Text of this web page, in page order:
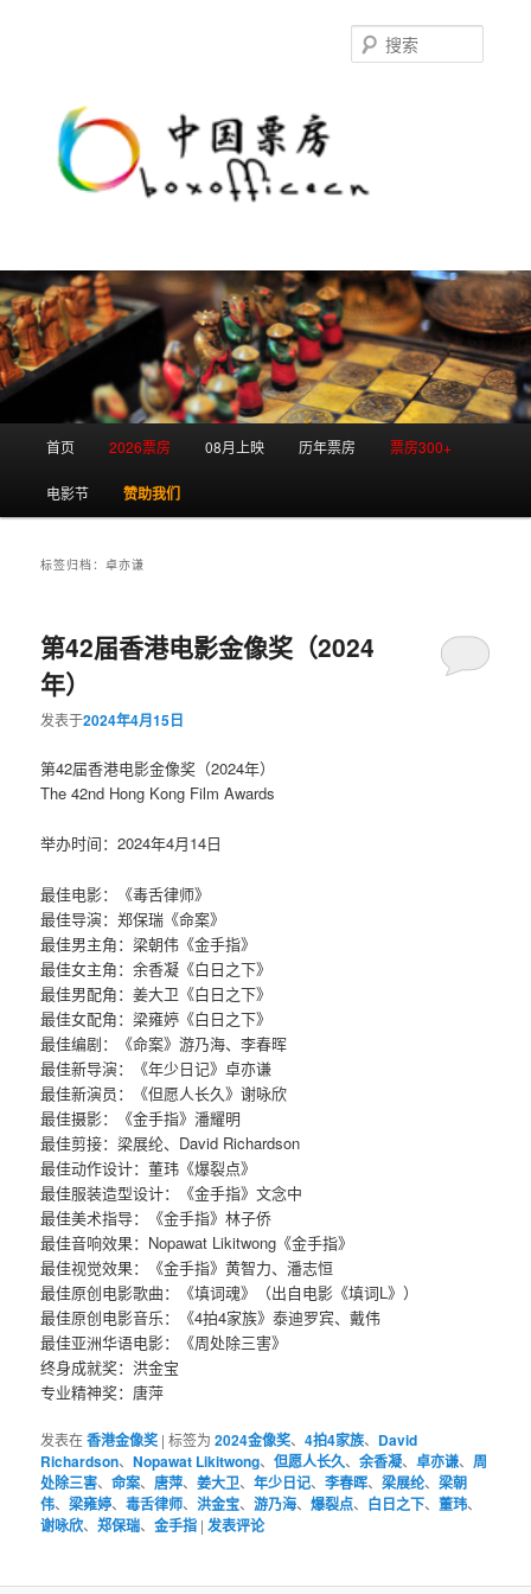
首页 2026票房 08月上映 历年票房 票房300+
电影节 赞助我们
标签归档：卓亦谦
第42届香港电影金像奖（2024
年）
发表于2024年4月15日
第42届香港电影金像奖（2024年）
The 42nd Hong Kong Film Awards
举办时间：2024年4月14日
最佳电影：《毒舌律师》
最佳导演：郑保瑞《命案》
最佳男主角：梁朝伟《金手指》
最佳女主角：余香凝《白日之下》
最佳男配角：姜大卫《白日之下》
最佳女配角：梁雍婷《白日之下》
最佳编剧：《命案》游乃海、李春晖
最佳新导演：《年少日记》卓亦谦
最佳新演员：《但愿人长久》谢咏欣
最佳摄影：《金手指》潘耀明
最佳剪接：梁展纶、David Richardson
最佳动作设计：董玮《爆裂点》
最佳服装造型设计：《金手指》文念中
最佳美术指导：《金手指》林子侨
最佳音响效果：Nopawat Likitwong《金手指》
最佳视觉效果：《金手指》黄智力、潘志恒
最佳原创电影歌曲：《填词魂》（出自电影《填词L》）
​​​最佳原创电影音乐：《4拍4家族》泰迪罗宾、戴伟
最佳亚洲华语电影：《周处除三害》
终身成就奖：洪金宝
专业精神奖：唐萍
发表在香港金像奖 |标签为 2024金像奖、4拍4家族、 David
Richardson、Nopawat Likitwong、但愿人长久、余香凝、卓亦谦、 周
处除三害、命案、 唐萍、姜大卫、年少日记、李春晖、梁展纶、梁朝
伟、梁雍婷、毒舌律师、洪金宝、游乃海、爆裂点、 白日之下、董玮、
谢咏欣、郑保瑞、金手指 |发表评论